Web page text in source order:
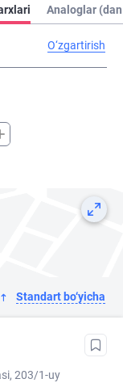
Analoglar
O‘zgartirish
Standart bo‘yicha
203/1-uy